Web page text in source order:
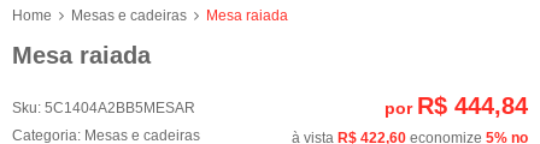
Home Mesas e cadeiras Mesa raiada
Mesa raiada
Sku: 5C1404A2BB5MESAR
Categoria: Mesas e cadeiras
por R$ 444,84
à vista R$ 422,60 economize 5% no